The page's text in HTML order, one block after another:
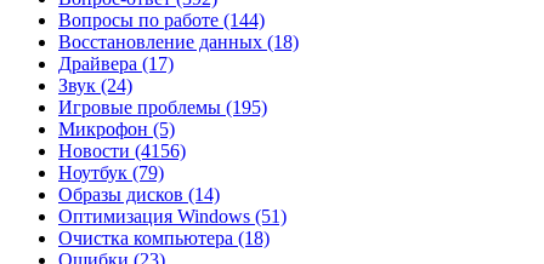
Вопросы по работе (144)
Восстановление данных (18)
Драйвера (17)
Звук (24)
Игровые проблемы (195)
Микрофон (5)
Новости (4156)
Ноутбук (79)
Образы дисков (14)
Оптимизация Windows (51)
Очистка компьютера (18)
Ошибки (23)